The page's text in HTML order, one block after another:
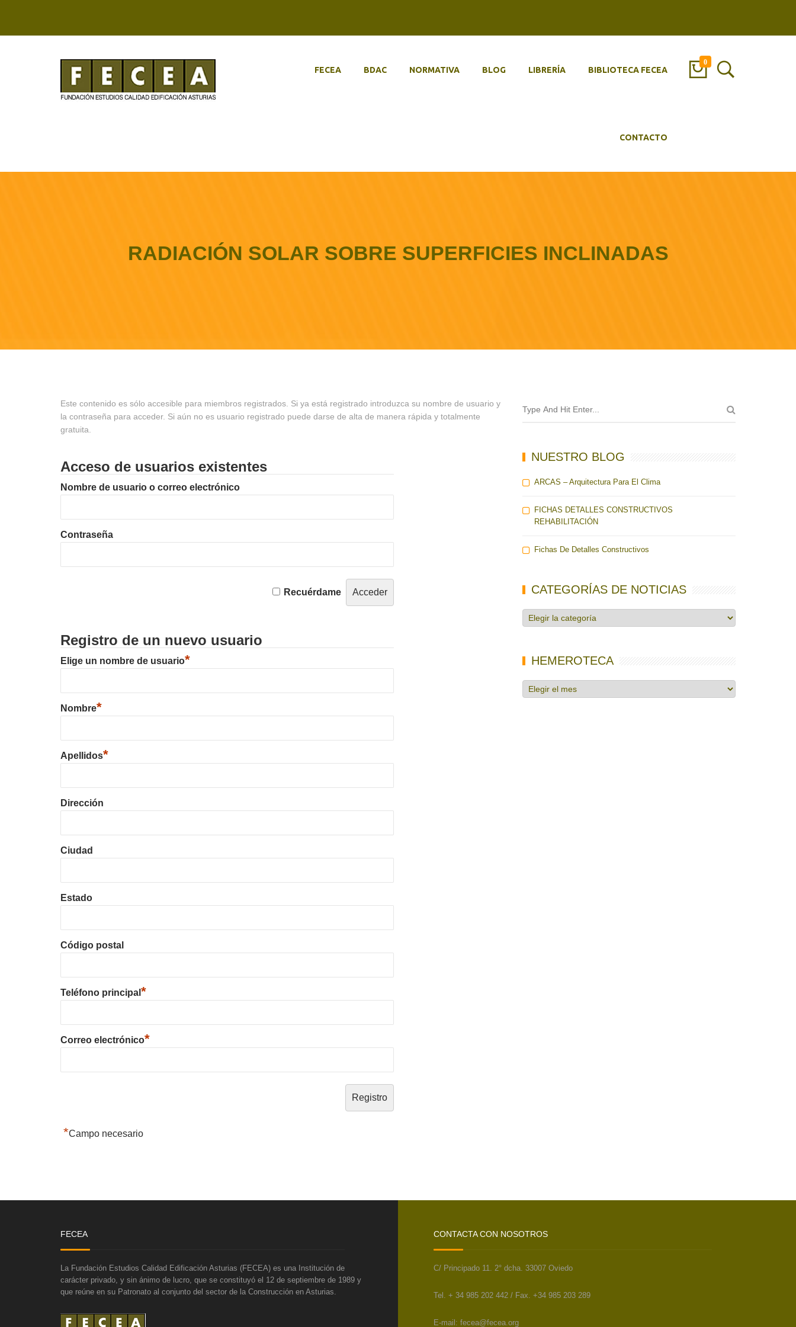
0
FECEA BDAC NORMATIVA BLOG LIBRERÍA BIBLIOTECA FECEA
CONTACTO
RADIACIÓN SOLAR SOBRE SUPERFICIES INCLINADAS
Este contenido es sólo accesible para miembros registrados. Si ya está registrado introduzca su nombre de usuario y
la contraseña para acceder. Si aún no es usuario registrado puede darse de alta de manera rápida y totalmente
gratuita.
Acceso de usuarios existentes
Nombre de usuario o correo electrónico
Contraseña
Recuérdame
Registro de un nuevo usuario
Elige un nombre de usuario*
Nombre*
Apellidos*
Dirección
Ciudad
Estado
Código postal
Teléfono principal *
Correo electrónico*
*Campo necesario
NUESTRO BLOG
ARCAS – Arquitectura Para El Clima
FICHAS DETALLES CONSTRUCTIVOS
REHABILITACIÓN
Fichas De Detalles Constructivos
CATEGORÍAS DE NOTICIAS
Categorías
de
HEMEROTECA
Hemeroteca
FECEA
La Fundación Estudios Calidad Edificación Asturias (FECEA) es una Institución de
carácter privado, y sin ánimo de lucro, que se constituyó el 12 de septiembre de 1989 y
que reúne en su Patronato al conjunto del sector de la Construcción en Asturias.
CONTACTA CON NOSOTROS
C/ Principado 11. 2° dcha. 33007 Oviedo
Tel. + 34 985 202 442 / Fax. +34 985 203 289
E-mail: fecea@fecea.org